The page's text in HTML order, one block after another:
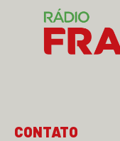
CONTATO